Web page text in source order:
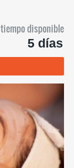
tiempo disponible
5 días